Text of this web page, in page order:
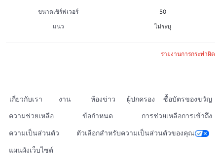
ขนาดเซิร์ฟเวอร์
50
แนว
ไม่ระบุ
รายงานการกระทำผิด
เกี่ยวกับเรา งาน ห้องข่าว ผู้ปกครอง
ซื้อบัตรของขวัญ
ความช่วยเหลือ
ข้อกำหนด
การช่วยเหลือการเข้าถึง
ความเป็นส่วนตัว
ตัวเลือกสำหรับความเป็นส่วนตัวของคุณ
แผนผังเว็บไซต์